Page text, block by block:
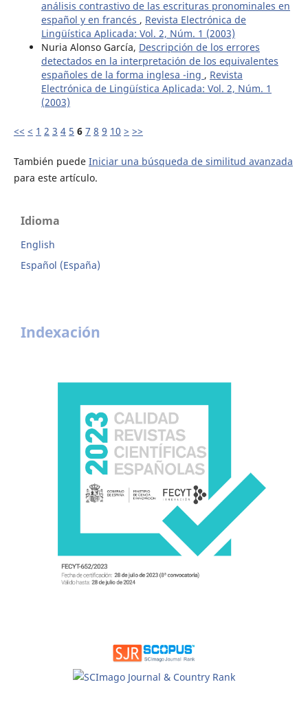
análisis contrastivo de las escrituras pronominales en
español y en francés , Revista Electrónica de
Lingüística Aplicada: Vol. 2, Núm. 1 (2003)
Nuria Alonso García, Descripción de los errores
detectados en la interpretación de los equivalentes
españoles de la forma inglesa -ing , Revista
Electrónica de Lingüística Aplicada: Vol. 2, Núm. 1
(2003)
<< < 1 2 3 4 5 6 7 8 9 10 > >>
También puede Iniciar una búsqueda de similitud avanzada
para este artículo.
Idioma
English
Español (España)
Indexación